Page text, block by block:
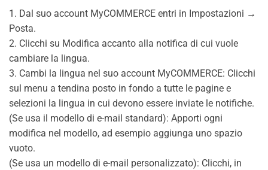
1. Dal suo account MyCOMMERCE entri in Impostazioni →
Posta.
2. Clicchi su Modifica accanto alla notifica di cui vuole
cambiare la lingua.
3. Cambi la lingua nel suo account MyCOMMERCE: Clicchi
sul menu a tendina posto in fondo a tutte le pagine e
selezioni la lingua in cui devono essere inviate le notifiche.
(Se usa il modello di e-mail standard): Apporti ogni
modifica nel modello, ad esempio aggiunga uno spazio
vuoto.
(Se usa un modello di e-mail personalizzato): Clicchi, in